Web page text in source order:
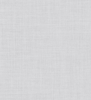
アンリ・ド・トゥール